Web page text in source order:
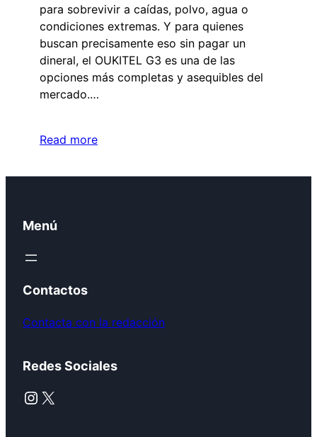
para sobrevivir a caídas, polvo, agua o
condiciones extremas. Y para quienes
buscan precisamente eso sin pagar un
dineral, el OUKITEL G3 es una de las
opciones más completas y asequibles del
mercado.…
Read more
Menú
Contactos
Contacta con la redacción
Redes Sociales
Instagram X